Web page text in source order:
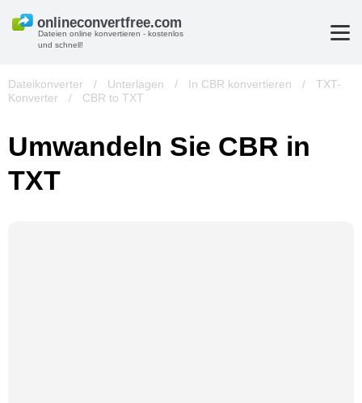
Dateien online konvertieren - kostenlos
und schnell!
Dateikonverter / Unterlagen / In CBR konvertieren /
TXT-
Konverter
/ CBR to TXT
Umwandeln Sie CBR in
TXT